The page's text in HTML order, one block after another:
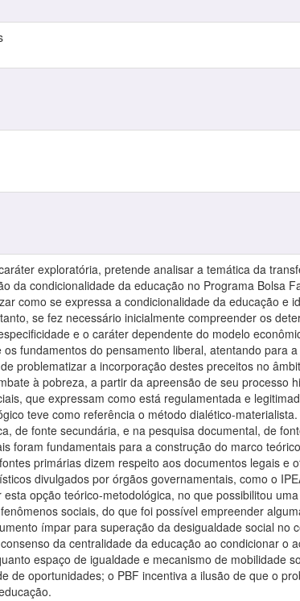
exploratória, pretende analisar a temática da
da condicionalidade da educação no Programa Bolsa
como se expressa a condicionalidade da educação e
se fez necessário inicialmente compreender os
e o caráter dependente do modelo
fundamentos do pensamento liberal, atentando para
problematizar a incorporação destes preceitos no
à pobreza, a partir da apreensão de seu processo
que expressam como está regulamentada e
teve como referência o método dialético-
de fonte secundária, e na pesquisa documental, de
foram fundamentais para a construção do marco
primárias dizem respeito aos documentos legais e
divulgados por órgãos governamentais, como o
opção teórico-metodológica, no que possibilitou
sociais, do que foi possível empreender
ímpar para superação da desigualdade social no
da centralidade da educação ao condicionar o
espaço de igualdade e mecanismo de mobilidade
de oportunidades; o PBF incentiva a ilusão de que o